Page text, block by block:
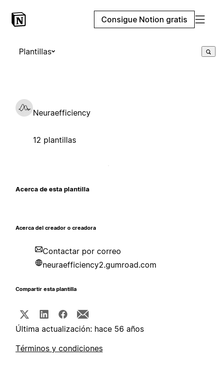
Consigue Notion gratis
Plantillas
Neuraefficiency
12 plantillas
Acerca de esta plantilla
Acerca del creador o creadora
Contactar por correo
neuraefficiency2.gumroad.com
Compartir esta plantilla
Última actualización: hace 56 años
Términos y condiciones